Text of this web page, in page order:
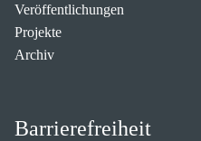
Veröffentlichungen
Projekte
Archiv
Barrierefreiheit